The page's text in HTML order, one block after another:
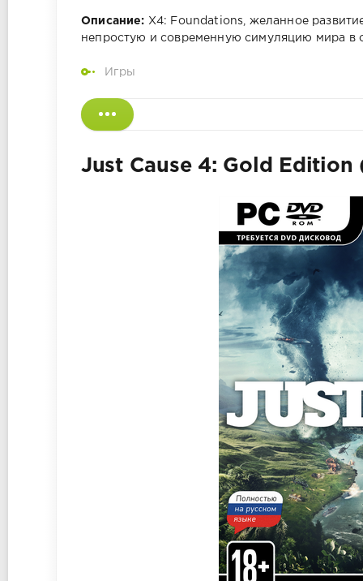
Описание: X4: Foundations, желанное
непростую и современную симуляцию мира в
Игры
Just Cause 4: Gold Edition